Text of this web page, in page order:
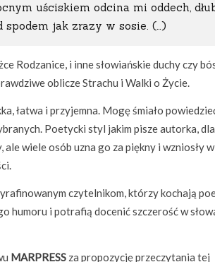
uściskiem odcina mi oddech,
spodem jak zrazy w sosie. (…)
Rodzanice, i inne słowiańskie duchy czy
oblicze Strachu i Walki o Życie.
łatwa i przyjemna. Mogę śmiało
Poetycki styl jakim pisze autorka, dla
ale wiele osób uzna go za piękny i wzniosły w
czytelnikom, którzy kochają
humoru i potrafią docenić szczerość w
MARPRESS za propozycję przeczytania tej